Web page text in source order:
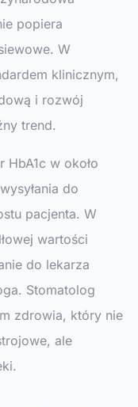
popiera
W
klinicznym,
i rozwój
trend.
HbA1c w około
do
pacjenta. W
wartości
do lekarza
Stomatolog
zdrowia, który nie
ale